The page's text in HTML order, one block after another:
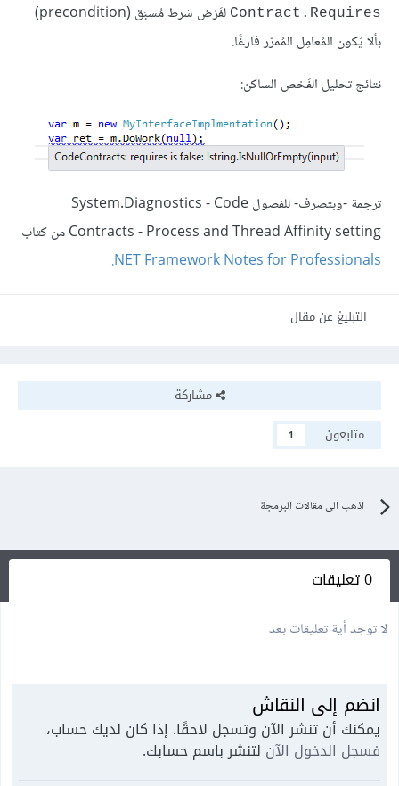
Contract.Requires
لفَرْض شرط مُسبَق (precondition)
بألا يَكون المُعامِل المُمرّر فارغًا.
نتائج تحليل الفَحْص الساكن:
ترجمة -وبتصرف- للفصول System.Diagnostics - Code
Contracts - Process and Thread Affinity setting من كتاب
‎.NET Framework Notes for Professionals
التبليغ عن مقال
مشاركة
متابعون
1
اذهب الى مقالات البرمجة
0 تعليقات
لا توجد أية تعليقات بعد
انضم إلى النقاش
يمكنك أن تنشر الآن وتسجل لاحقًا. إذا كان لديك حساب،
فسجل الدخول الآن لتنشر باسم حسابك.